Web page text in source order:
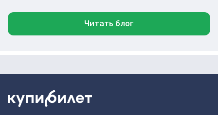
Читать блог